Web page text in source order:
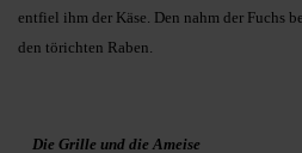
entfiel ihm der Käse. Den nahm der Fuchs
den törichten Raben.
Die Grille und die Ameise